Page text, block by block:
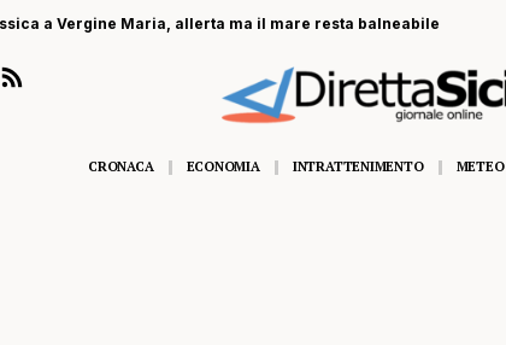
a Vergine Maria, allerta ma il mare resta balneabile
CRONACA ECONOMIA INTRATTENIMENTO METEO